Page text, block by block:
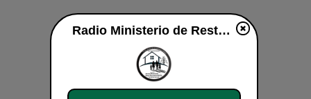
Radio Ministerio de Restauracion Familiar en vivo